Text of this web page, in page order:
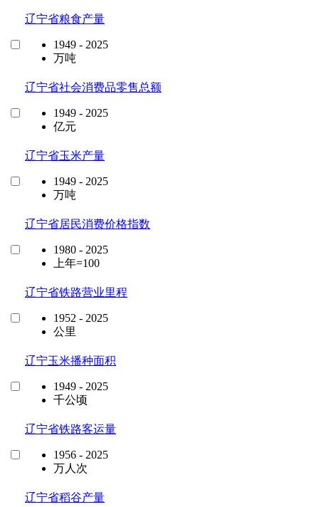
辽宁省粮食产量
1949 - 2025
万吨
辽宁省社会消费品零售总额
1949 - 2025
亿元
辽宁省玉米产量
1949 - 2025
万吨
辽宁省居民消费价格指数
1980 - 2025
上年=100
辽宁省铁路营业里程
1952 - 2025
公里
辽宁玉米播种面积
1949 - 2025
千公顷
辽宁省铁路客运量
1956 - 2025
万人次
辽宁省稻谷产量